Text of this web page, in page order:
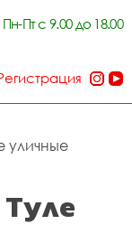
Пн-Пт с 9.00 до 18.00
уличные